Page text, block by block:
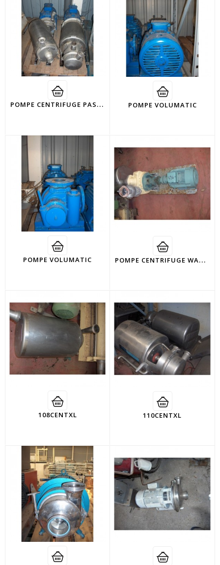
P
OMPE CENTRIFUGE PASILAC POMPE VOLUMATIC
POMPE VOLUMATIC P
OMPE CENTRIFUGE WAUQUIER
108CENTXL 110CENTXL